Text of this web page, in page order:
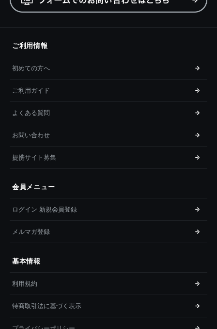
ご利用情報
初めての方へ
ご利用ガイド
よくある質問
お問い合わせ
提携サイト募集
会員メニュー
ログイン 新規会員登録
メルマガ登録
基本情報
利用規約
特商取引法に基づく表示